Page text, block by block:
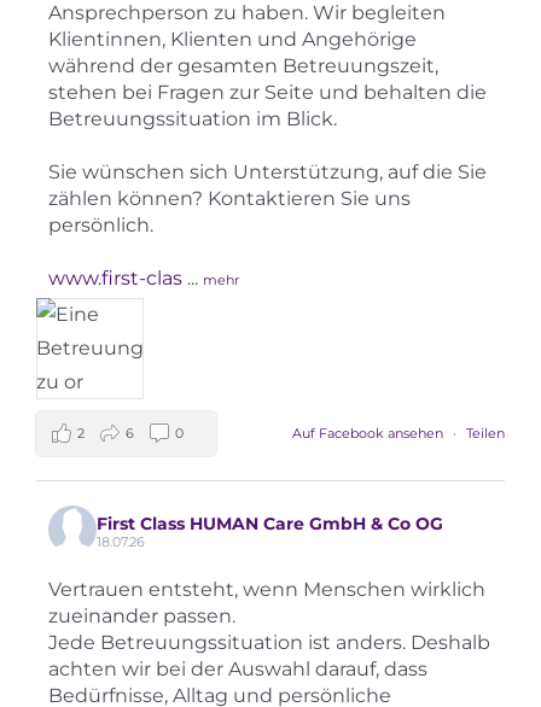
Ansprechperson zu haben. Wir begleiten
Klientinnen, Klienten und Angehörige
während der gesamten Betreuungszeit,
stehen bei Fragen zur Seite und behalten die
Betreuungssituation im Blick.
Sie wünschen sich Unterstützung, auf die Sie
zählen können? Kontaktieren Sie uns
persönlich.
www.first-clas ... mehr
Auf Facebook ansehen · Teilen
2 6 0
First Class HUMAN Care GmbH & Co OG
18.07.26
Vertrauen entsteht, wenn Menschen wirklich
zueinander passen.
Jede Betreuungssituation ist anders. Deshalb
achten wir bei der Auswahl darauf, dass
Bedürfnisse, Alltag und persönliche